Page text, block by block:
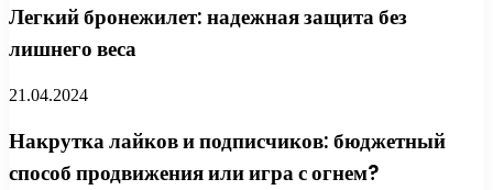
Легкий бронежилет: надежная защита без
лишнего веса
21.04.2024
Накрутка лайков и подписчиков: бюджетный
способ продвижения или игра с огнем?